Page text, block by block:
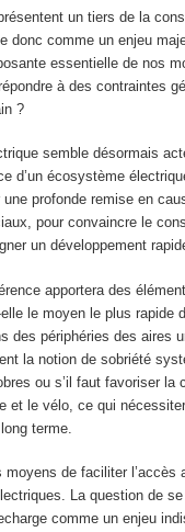
un tiers de la
donc comme un enjeu
essentielle de nos
à des contraintes
?
semble désormais
d’un écosystème
profonde remise en
pour convaincre le
un développement
apportera des
le moyen le plus rapide
des périphéries des aires
la notion de sobriété
ou s’il faut favoriser
et le vélo, ce qui
terme.
de faciliter
La question de
comme un enjeu